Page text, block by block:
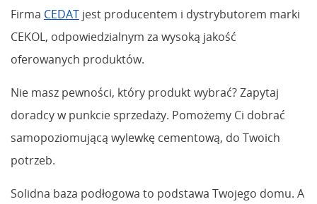
Firma CEDAT jest producentem i dystrybutorem marki
CEKOL, odpowiedzialnym za wysoką jakość
oferowanych produktów.
Nie masz pewności, który produkt wybrać? Zapytaj
doradcy w punkcie sprzedaży. Pomożemy Ci dobrać
samopoziomującą wylewkę cementową, do Twoich
potrzeb.
Solidna baza podłogowa to podstawa Twojego domu. A